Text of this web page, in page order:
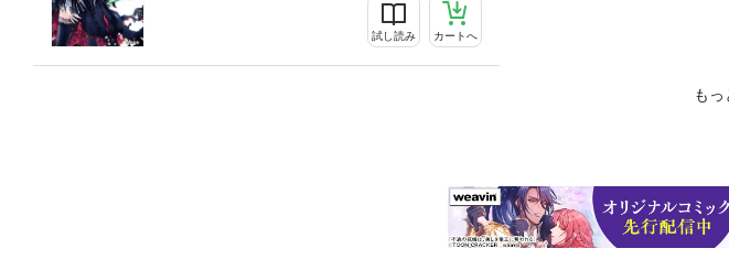
試し読み カートへ
もっ